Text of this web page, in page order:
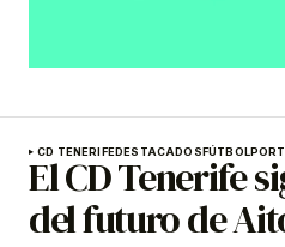
CD TENERIFEDESTACADOSFÚTBOL
El CD Tenerife
del futuro de